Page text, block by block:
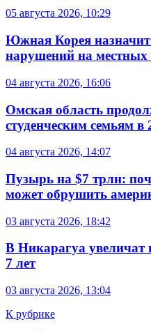
05 августа 2026, 10:29
Южная Корея назначит
нарушений на местных
04 августа 2026, 16:06
Омская область
студенческим семьям в
04 августа 2026, 14:07
Пузырь на $7 трлн:
может обрушить
03 августа 2026, 18:42
В Никарагуа увеличат
7 лет
03 августа 2026, 13:04
К рубрике